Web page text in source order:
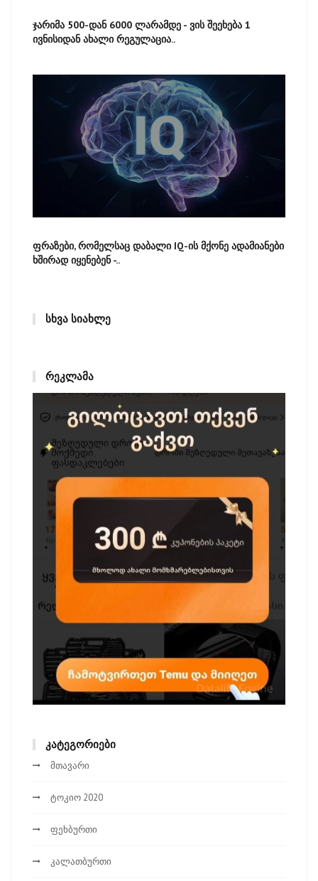
ჯარიმა 500-დან 6000 ლარამდე - ვის შეეხება 1
ივნისიდან ახალი რეგულაცია..
ფრაზები, რომელსაც დაბალი IQ-ის მქონე ადამიანები
ხშირად იყენებენ -..
ᲡᲮᲕᲐ ᲡᲘᲐᲮᲚᲔ
ᲠᲔᲙᲚᲐᲛᲐ
ᲙᲐᲢᲔᲒᲝᲠᲘᲔᲑᲘ
მთავარი
ტოკიო 2020
ფეხბურთი
კალათბურთი